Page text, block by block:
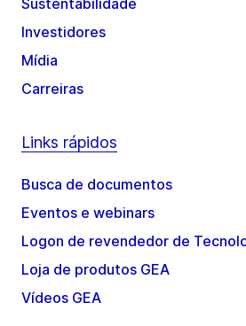
Investidores
Mídia
Carreiras
Links rápidos
Busca de documentos
Eventos e webinars
Logon de revendedor de
Loja de produtos GEA
Vídeos GEA